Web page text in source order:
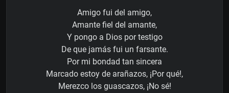
Amigo fui del amigo,
Amante fiel del amante,
Y pongo a Dios por testigo
De que jamás fui un farsante.
Por mi bondad tan sincera
Marcado estoy de arañazos, ¡Por qué!,
Merezco los guascazos, ¡No sé!